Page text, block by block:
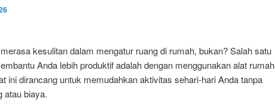
kesulitan dalam mengatur ruang di rumah, bukan? Salah satu
Anda lebih produktif adalah dengan menggunakan alat rumah
ini dirancang untuk memudahkan aktivitas sehari-hari Anda tanpa
atau biaya.